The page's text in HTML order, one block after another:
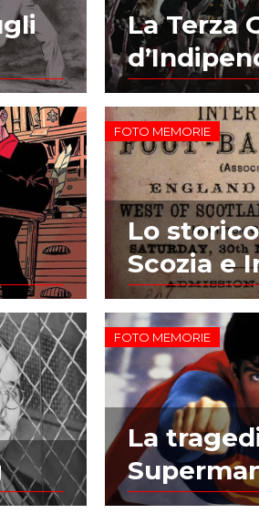
La Terza
FOTO MEMORIE
Lo
Scozia e
FOTO MEMORIE
La